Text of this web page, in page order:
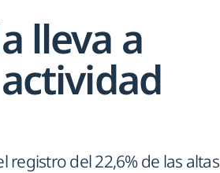
lleva a
registro del 22,6% de las altas